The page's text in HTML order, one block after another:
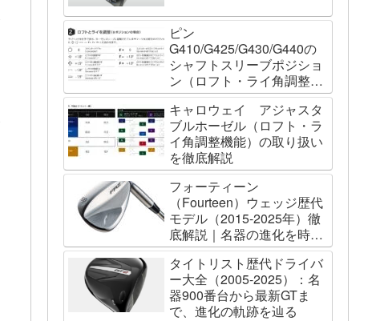
ピン
G410/G425/G430/G440の
シャフトスリーブポジショ
ン（ロフト・ライ角調整機
能）について
キャロウェイ アジャスタ
ブルホーゼル（ロフト・ラ
イ角調整機能）の取り扱い
を徹底解説
フォーティーン
（Fourteen）ウェッジ歴代
モデル（2015-2025年）徹
底解説｜名器の進化を時系
列で辿る
タイトリスト歴代ドライバ
ー大全（2005-2025）：名
器900番台から最新GTま
で、進化の軌跡を辿る